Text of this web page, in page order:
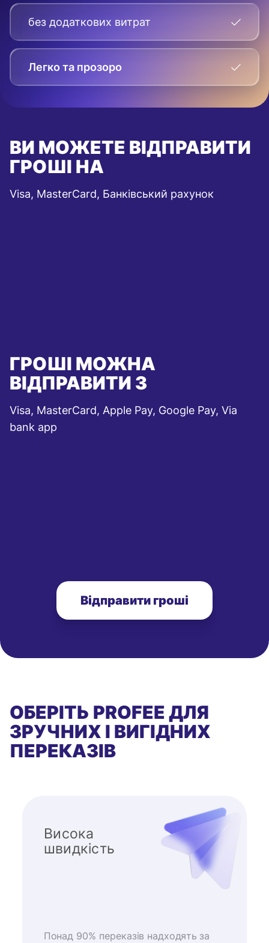
без додаткових витрат
Легко та прозоро
ВИ МОЖЕТЕ ВІДПРАВИТИ
ГРОШІ НА
Visa, MasterCard, Банківський рахунок
ГРОШІ МОЖНА
ВІДПРАВИТИ З
Visa, MasterCard, Apple Pay, Google Pay, Via
bank app
Відправити гроші
ОБЕРІТЬ PROFEE ДЛЯ
ЗРУЧНИХ І ВИГІДНИХ
ПЕРЕКАЗІВ
Висока
швидкість
Понад 90% переказів надходять за